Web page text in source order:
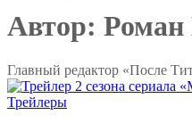
Автор: Роман
Главный редактор «После
Трейлеры